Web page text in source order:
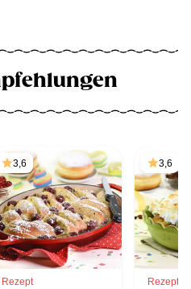
3,6
Rezept
3,6
Rezept